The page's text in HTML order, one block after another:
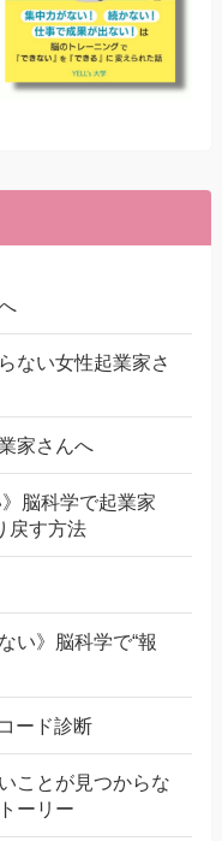
ない女性起業家さ
家さんへ
脳科学で起業家
戻す方法
い》脳科学で“報
ード診断
ことが見つからな
ーリー